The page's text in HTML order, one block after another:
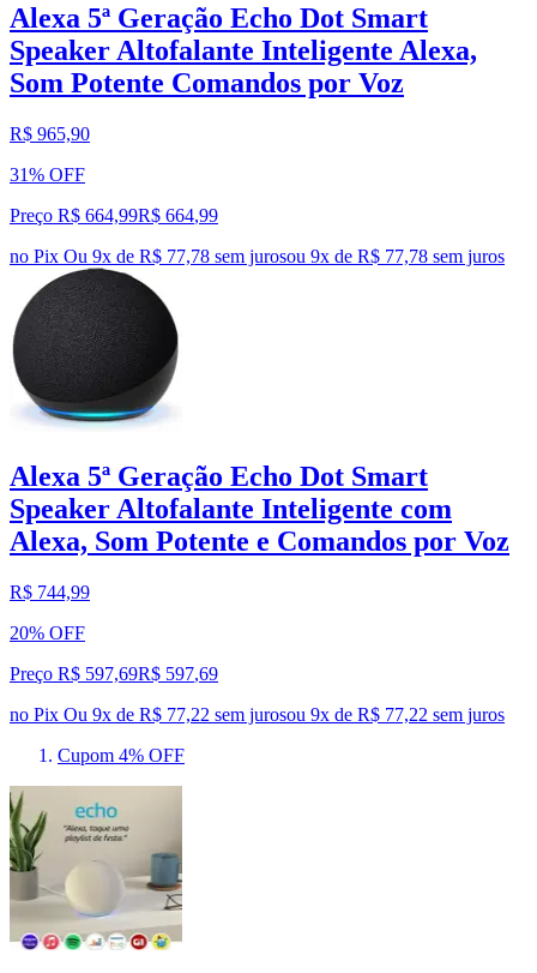
Alexa 5ª Geração Echo Dot Smart
Speaker Altofalante Inteligente Alexa,
Som Potente Comandos por Voz
R$ 965,90
31% OFF
Preço R$ 664,99R$ 664,99
no Pix Ou 9x de R$ 77,78 sem jurosou 9x de R$ 77,78 sem juros
Alexa 5ª Geração Echo Dot Smart
Speaker Altofalante Inteligente com
Alexa, Som Potente e Comandos por Voz
R$ 744,99
20% OFF
Preço R$ 597,69R$ 597,69
no Pix Ou 9x de R$ 77,22 sem jurosou 9x de R$ 77,22 sem juros
Cupom 4% OFF